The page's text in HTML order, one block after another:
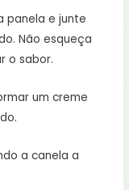
panela e junte
Não esqueça
o sabor.
um creme
a canela a